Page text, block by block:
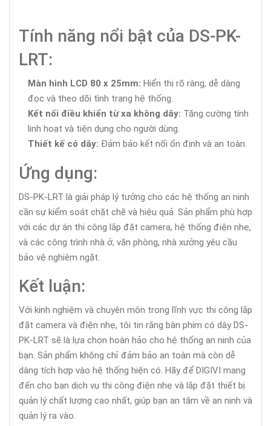
Tính năng nổi bật của DS-PK-
LRT:
Màn hình LCD 80 x 25mm: Hiển thị rõ ràng, dễ dàng
đọc và theo dõi tình trạng hệ thống.
Kết nối điều khiển từ xa không dây: Tăng cường tính
linh hoạt và tiện dụng cho người dùng.
Thiết kế có dây: Đảm bảo kết nối ổn định và an toàn.
Ứng dụng:
DS-PK-LRT là giải pháp lý tưởng cho các hệ thống an ninh
cần sự kiểm soát chặt chẽ và hiệu quả. Sản phẩm phù hợp
với các dự án thi công lắp đặt camera, hệ thống điện nhẹ,
và các công trình nhà ở, văn phòng, nhà xưởng yêu cầu
bảo vệ nghiêm ngặt.
Kết luận:
Với kinh nghiệm và chuyên môn trong lĩnh vực thi công lắp
đặt camera và điện nhẹ, tôi tin rằng bàn phím có dây DS-
PK-LRT sẽ là lựa chọn hoàn hảo cho hệ thống an ninh của
bạn. Sản phẩm không chỉ đảm bảo an toàn mà còn dễ
dàng tích hợp vào hệ thống hiện có. Hãy để DIGIVI mang
đến cho bạn dịch vụ thi công điện nhẹ và lắp đặt thiết bị
quản lý chất lượng cao nhất, giúp bạn an tâm về an ninh và
quản lý ra vào.